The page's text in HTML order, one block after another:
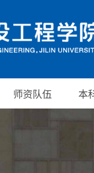
师资队伍 本